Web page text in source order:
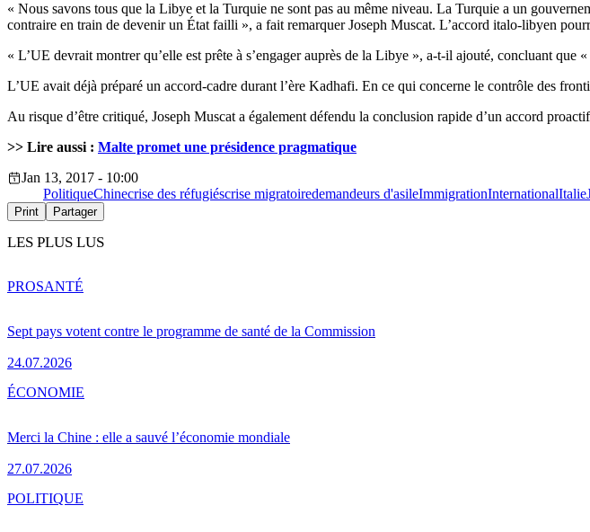
« Nous savons tous que la Libye et la Turquie ne sont pas au même niveau. La Turquie a un
contraire en train de devenir un État failli », a fait remarquer Joseph Muscat. L’accord italo-libyen
« L’UE devrait montrer qu’elle est prête à s’engager auprès de la Libye », a-t-il ajouté, concluant
L’UE avait déjà préparé un accord-cadre durant l’ère Kadhafi. En ce qui concerne le contrôle des
Au risque d’être critiqué, Joseph Muscat a également défendu la conclusion rapide d’un accord
>> Lire aussi : Malte promet une présidence pragmatique
Jan 13, 2017 - 10:00
PolitiqueChinecrise des réfugiéscrise migratoiredemandeurs d'asileImmigrationInternationalItalie
Print Partager
LES PLUS LUS
Sept pays votent contre le programme de santé de la Commission
24.07.2026
PROSANTÉ
Merci la Chine : elle a sauvé l’économie mondiale
27.07.2026
ÉCONOMIE
POLITIQUE